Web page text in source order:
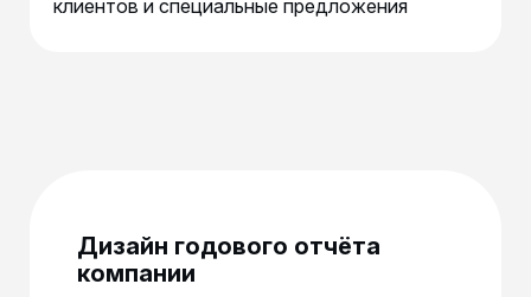
клиентов и специальные предложения
Дизайн годового отчёта
компании